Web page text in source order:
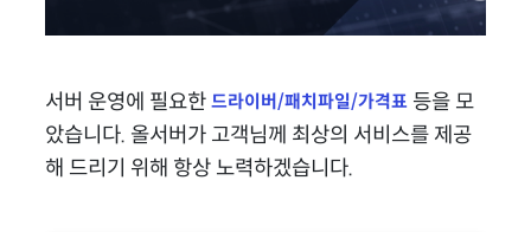
서버 운영에 필요한드라이버/패치파일/가격표 등을 모
았습니다. 올서버가 고객님께 최상의 서비스를 제공
해 드리기 위해 항상 노력하겠습니다.